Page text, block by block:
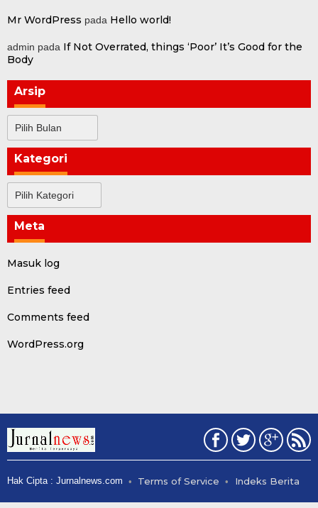
Mr WordPress pada Hello world!
admin pada If Not Overrated, things ‘Poor’ It’s Good for the
Body
Arsip
Kategori
Meta
Masuk log
Entries feed
Comments feed
WordPress.org
Hak Cipta : Jurnalnews.com Terms of Service Indeks Berita